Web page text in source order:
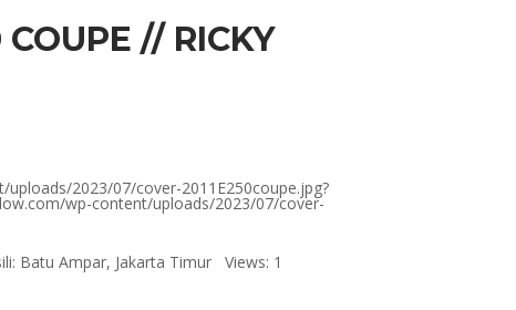
// RICKY
2023/07/cover-2011E250coupe.jpg?
wp-content/uploads/2023/07/cover-
Batu Ampar, Jakarta Timur Views: 1